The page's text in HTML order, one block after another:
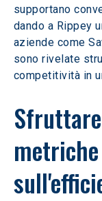
supportano
dando a Rippey
aziende come
sono rivelate
competitività in